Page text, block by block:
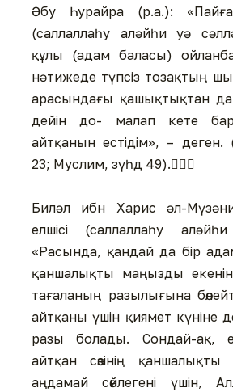
Әбу Һурайра (р.а.):
(саллаллаһу аләйһи уә
құлы (адам баласы)
нәтижеде түпсіз тозақтың
арасындағы қашықтықтан да
дейін до- малап кете
айтқанын естідім», – деген.
23; Муслим, зүһд 49). ِِِ
Биләл ибн Харис әл-
елшісі (саллаллаһу
«Расында, қандай да бір адам
қаншалықты маңызды
тағаланың разылығына
айтқаны үшін қиямет күніне
разы болады. Сондай-ақ,
айтқан сөзінің қаншалықты
аңдамай сөйлегені үшін,